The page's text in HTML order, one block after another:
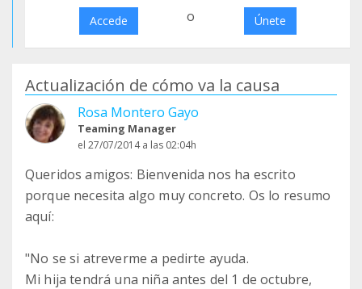
Accede o Únete
Actualización de cómo va la causa
Rosa Montero Gayo
Teaming Manager
el 27/07/2014 a las 02:04h
Queridos amigos: Bienvenida nos ha escrito
porque necesita algo muy concreto. Os lo resumo
aquí:
"No se si atreverme a pedirte ayuda.
Mi hija tendrá una niña antes del 1 de octubre,